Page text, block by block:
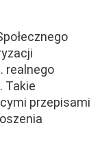
realnego
Takie
przepisami